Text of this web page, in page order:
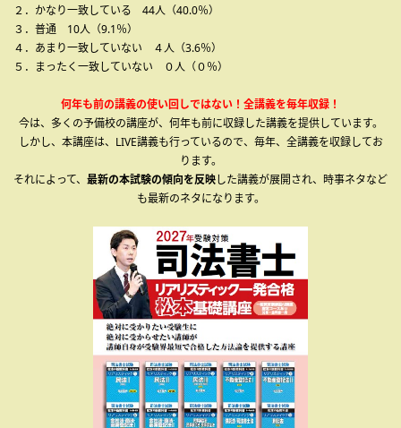
２．かなり一致している 44人（40.0％）
３．普通 10人（9.1％）
４．あまり一致していない ４人（3.6％）
５．まったく一致していない ０人（０％）
何年も前の講義の使い回しではない！全講義を毎年収録！
今は、多くの予備校の講座が、何年も前に収録した講義を提供しています。
しかし、本講座は、LIVE講義も行っているので、毎年、全講義を収録してお
ります。
それによって、 最新の本試験の傾向を反映した講義が展開され、時事ネタなど
も最新のネタになります。